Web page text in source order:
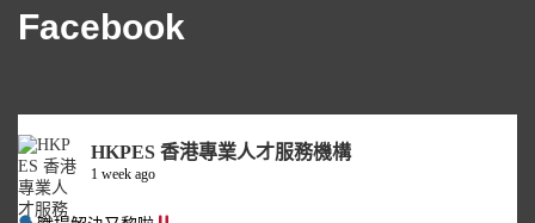
Facebook
HKPES 香港專業人才服務機構
1 week ago